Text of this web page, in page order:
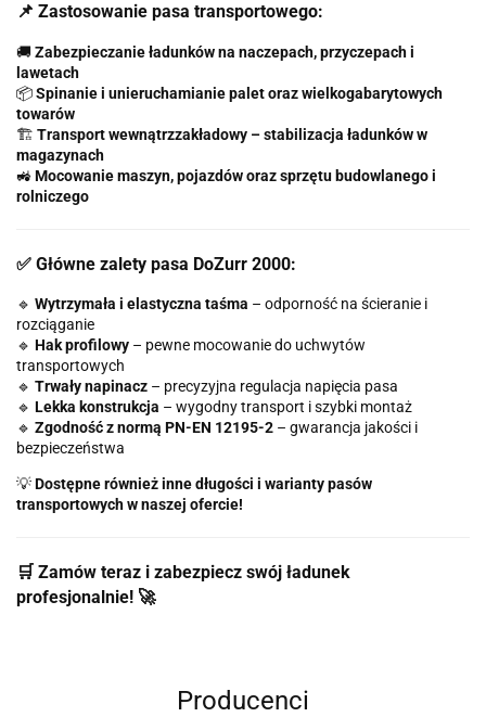
📌 Zastosowanie pasa transportowego:
🚚 Zabezpieczanie ładunków na naczepach, przyczepach i
lawetach
📦Spinanie i unieruchamianie palet oraz wielkogabarytowych
towarów
🏗️ Transport wewnątrzzakładowy – stabilizacja ładunków w
magazynach
🚜Mocowanie maszyn, pojazdów oraz sprzętu budowlanego i
rolniczego
✅ Główne zalety pasa DoZurr 2000:
🔹 Wytrzymała i elastyczna taśma – odporność na ścieranie i
rozciąganie
🔹 Hak profilowy – pewne mocowanie do uchwytów
transportowych
🔹 Trwały napinacz – precyzyjna regulacja napięcia pasa
🔹 Lekka konstrukcja – wygodny transport i szybki montaż
🔹 Zgodność z normą PN-EN 12195-2 – gwarancja jakości i
bezpieczeństwa
💡Dostępne również inne długości i warianty pasów
transportowych w naszej ofercie!
🛒 Zamów teraz i zabezpiecz swój ładunek
profesjonalnie! 🚀
Producenci